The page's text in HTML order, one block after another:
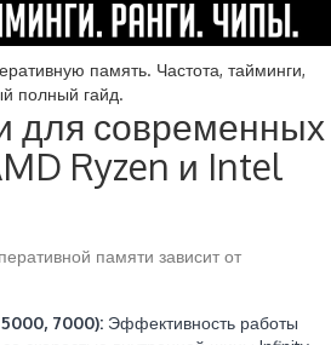
память. Частота, тайминги,
полный гайд.
для современных
Ryzen и Intel
памяти зависит от
7000): Эффективность работы